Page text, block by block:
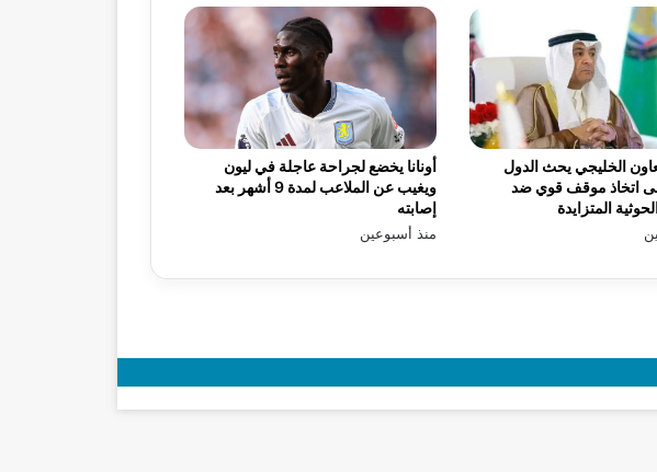
أونانا يخضع لجراحة عاجلة في ليون
ويغيب عن الملاعب لمدة 9 أشهر بعد
إصابته
منذ أسبوعين
الخليجي يحث الدول
اتخاذ موقف قوي ضد
المتزايدة